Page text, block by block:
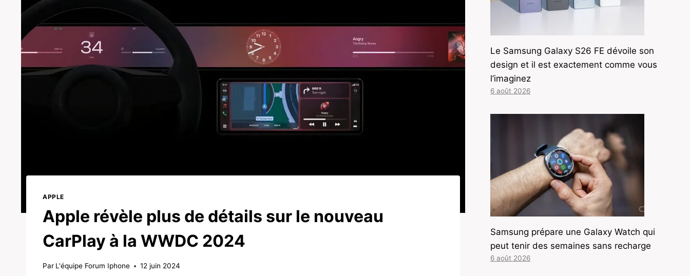
APPLE
Apple révèle plus de détails sur le nouveau
CarPlay à la WWDC 2024
Par L'équipe Forum Iphone 12 juin 2024
Le Samsung Galaxy S26 FE dévoile son
design et il est exactement comme vous
l’imaginez
6 août 2026
Samsung prépare une Galaxy Watch qui
peut tenir des semaines sans recharge
6 août 2026